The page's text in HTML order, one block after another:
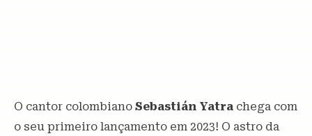
O cantor colombiano Sebastián Yatra chega com
o seu primeiro lançamento em 2023! O astro da